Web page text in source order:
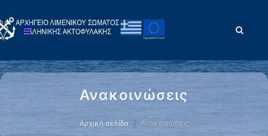
Ανακοινώσεις
Αρχική σελίδα Ανακοινώσεις